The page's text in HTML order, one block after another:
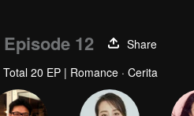
Episode 12
Share
Total 20 EP | Romance · Cerita